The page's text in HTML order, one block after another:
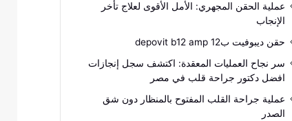
عملية الحقن المجهري: الأمل الأقوى لعلاج تأخر
الإنجاب
حقن ديبوفيت ب12 depovit b12 amp
سر نجاح العمليات المعقدة: اكتشف سجل إنجازات
افضل دكتور جراحة قلب في مصر
عملية جراحة القلب المفتوح بالمنظار دون شق
الصدر